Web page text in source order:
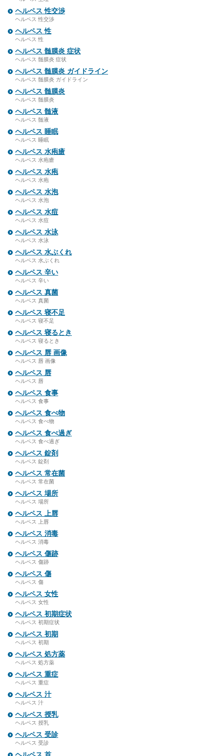
ヘルペス 性交渉
ヘルペス 性交渉
ヘルペス 性
ヘルペス 性
ヘルペス 髄膜炎 症状
ヘルペス 髄膜炎 症状
ヘルペス 髄膜炎 ガイドライン
ヘルペス 髄膜炎 ガイドライン
ヘルペス 髄膜炎
ヘルペス 髄膜炎
ヘルペス 髄液
ヘルペス 髄液
ヘルペス 睡眠
ヘルペス 睡眠
ヘルペス 水疱瘡
ヘルペス 水疱瘡
ヘルペス 水疱
ヘルペス 水疱
ヘルペス 水泡
ヘルペス 水泡
ヘルペス 水痘
ヘルペス 水痘
ヘルペス 水泳
ヘルペス 水泳
ヘルペス 水ぶくれ
ヘルペス 水ぶくれ
ヘルペス 辛い
ヘルペス 辛い
ヘルペス 真菌
ヘルペス 真菌
ヘルペス 寝不足
ヘルペス 寝不足
ヘルペス 寝るとき
ヘルペス 寝るとき
ヘルペス 唇 画像
ヘルペス 唇 画像
ヘルペス 唇
ヘルペス 唇
ヘルペス 食事
ヘルペス 食事
ヘルペス 食べ物
ヘルペス 食べ物
ヘルペス 食べ過ぎ
ヘルペス 食べ過ぎ
ヘルペス 錠剤
ヘルペス 錠剤
ヘルペス 常在菌
ヘルペス 常在菌
ヘルペス 場所
ヘルペス 場所
ヘルペス 上唇
ヘルペス 上唇
ヘルペス 消毒
ヘルペス 消毒
ヘルペス 傷跡
ヘルペス 傷跡
ヘルペス 傷
ヘルペス 傷
ヘルペス 女性
ヘルペス 女性
ヘルペス 初期症状
ヘルペス 初期症状
ヘルペス 初期
ヘルペス 初期
ヘルペス 処方薬
ヘルペス 処方薬
ヘルペス 重症
ヘルペス 重症
ヘルペス 汁
ヘルペス 汁
ヘルペス 授乳
ヘルペス 授乳
ヘルペス 受診
ヘルペス 受診